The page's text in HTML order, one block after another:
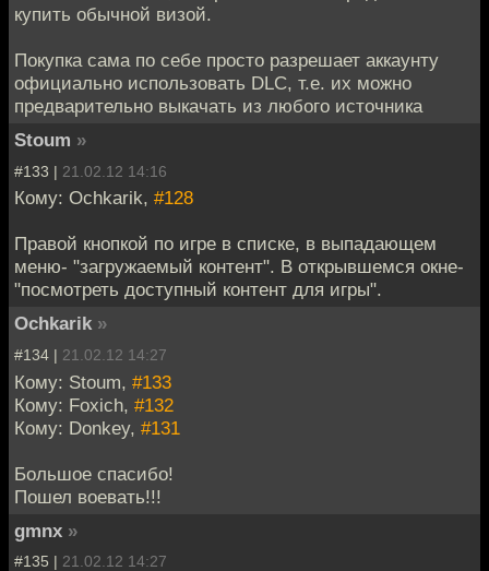
купить обычной визой.
Покупка сама по себе просто разрешает аккаунту
официально использовать DLC, т.е. их можно
предварительно выкачать из любого источника
Stoum »
#133 | 21.02.12 14:16
Кому: Ochkarik, #128
Правой кнопкой по игре в списке, в выпадающем
меню- "загружаемый контент". В открывшемся окне-
"посмотреть доступный контент для игры".
Ochkarik »
#134 | 21.02.12 14:27
Кому: Stoum, #133
Кому: Foxich, #132
Кому: Donkey, #131
Большое спасибо!
Пошел воевать!!!
gmnx »
#135 | 21.02.12 14:27